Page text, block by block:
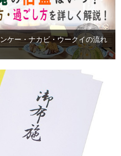
ケー・ナカビ・ウークイの流れ